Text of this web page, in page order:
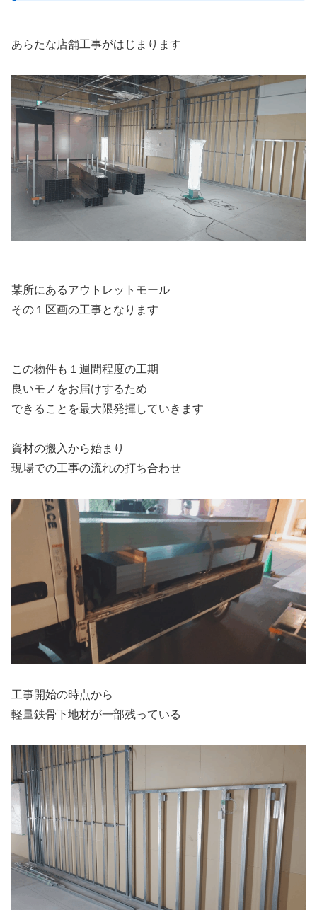
あらたな店舗工事がはじまります
某所にあるアウトレットモール
その１区画の工事となります
この物件も１週間程度の工期
良いモノをお届けするため
できることを最大限発揮していきます
資材の搬入から始まり
現場での工事の流れの打ち合わせ
工事開始の時点から
軽量鉄骨下地材が一部残っている